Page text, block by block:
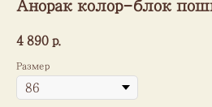
Анорак колор-блок
4 890 р.
Размер